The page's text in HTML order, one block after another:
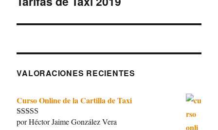
VALORACIONES RECIENTES
Curso Online de la Cartilla de Taxi
Valorado con
por Héctor Jaime González Vera